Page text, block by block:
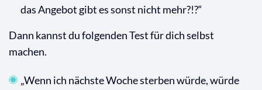
das Angebot gibt es sonst nicht mehr?!?“
Dann kannst du folgenden Test für dich selbst
machen.
„Wenn ich nächste Woche sterben würde, würde